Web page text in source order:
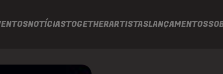
NOTÍCIASTOGETHERARTISTASLANÇAMENTOS